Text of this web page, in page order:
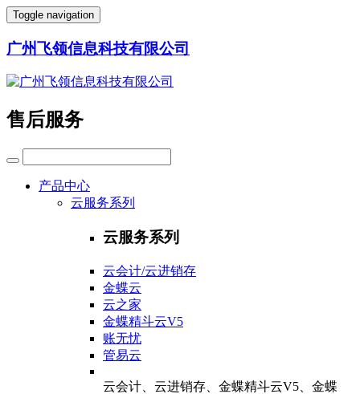
Toggle navigation
广州飞领信息科技有限公司
售后服务
产品中心
云服务系列
云服务系列
云会计/云进销存
金蝶云
云之家
金蝶精斗云V5
账无忧
管易云
云会计、云进销存、金蝶精斗云V5、金蝶